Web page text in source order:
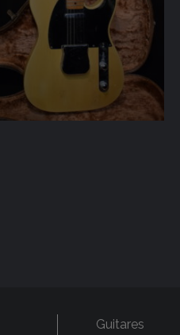
Guitares